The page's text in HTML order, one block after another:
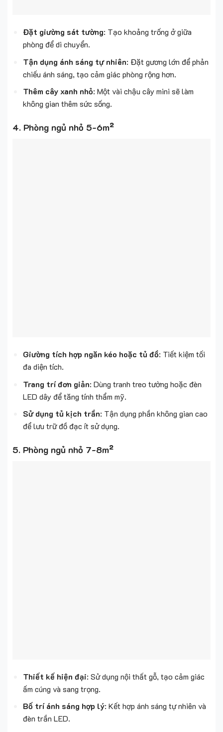
Đặt giường sát tường: Tạo khoảng trống ở giữa
phòng để di chuyển.
Tận dụng ánh sáng tự nhiên: Đặt gương lớn để phản
chiếu ánh sáng, tạo cảm giác phòng rộng hơn.
Thêm cây xanh nhỏ: Một vài chậu cây mini sẽ làm
không gian thêm sức sống.
4. Phòng ngủ nhỏ 5-6m²
Giường tích hợp ngăn kéo hoặc tủ đồ: Tiết kiệm tối
đa diện tích.
Trang trí đơn giản: Dùng tranh treo tường hoặc đèn
LED dây để tăng tính thẩm mỹ.
Sử dụng tủ kịch trần: Tận dụng phần không gian cao
để lưu trữ đồ đạc ít sử dụng.
5. Phòng ngủ nhỏ 7-8m²
Thiết kế hiện đại: Sử dụng nội thất gỗ, tạo cảm giác
ấm cúng và sang trọng.
Bố trí ánh sáng hợp lý: Kết hợp ánh sáng tự nhiên và
đèn trần LED.